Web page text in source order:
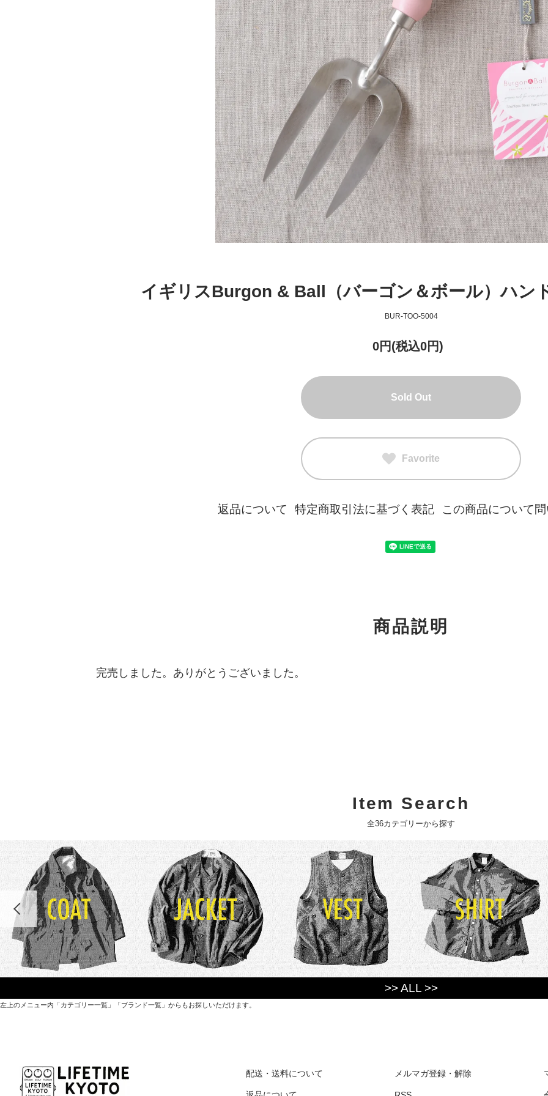
イギリスBurgon & Ball（バーゴン＆ボール）ハン
BUR-TOO-5004
0円(税込0円)
Sold Out
Favorite
返品について 特定商取引法に基づく表記 この商品について
商品説明
完売しました。ありがとうございました。
Item Search
全36カテゴリーから探す
>> ALL >>
左上のメニュー内「カテゴリー一覧」「ブランド一覧」からもお探しいただけます。
オリジナルを含むファッションアイテムが中心の
京都・紫野にあるライフスタイルショップです。
配送・送料について メルマガ登録・解除